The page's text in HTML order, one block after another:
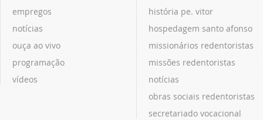
empregos
notícias
ouça ao vivo
programação
vídeos
história pe. vitor
hospedagem santo afonso
missionários redentoristas
missões redentoristas
notícias
obras sociais redentoristas
secretariado vocacional